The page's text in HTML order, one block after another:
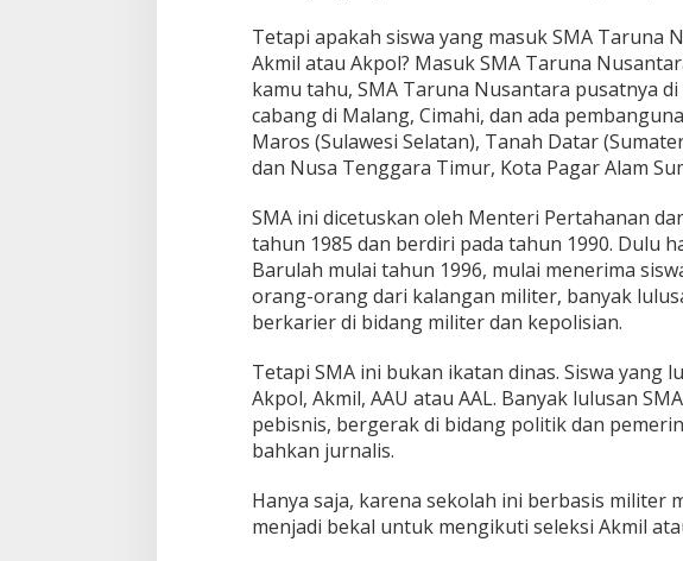
Tetapi apakah siswa yang masuk SMA Taruna
Akmil atau Akpol? Masuk SMA Taruna
kamu tahu, SMA Taruna Nusantara pusatnya
cabang di Malang, Cimahi, dan ada
Maros (Sulawesi Selatan), Tanah Datar
dan Nusa Tenggara Timur, Kota Pagar Alam
SMA ini dicetuskan oleh Menteri Pertahanan
tahun 1985 dan berdiri pada tahun 1990. Dulu
Barulah mulai tahun 1996, mulai menerima
orang-orang dari kalangan militer, banyak
berkarier di bidang militer dan kepolisian.
Tetapi SMA ini bukan ikatan dinas. Siswa yang
Akpol, Akmil, AAU atau AAL. Banyak lulusan
pebisnis, bergerak di bidang politik dan
bahkan jurnalis.
Hanya saja, karena sekolah ini berbasis militer
menjadi bekal untuk mengikuti seleksi Akmil